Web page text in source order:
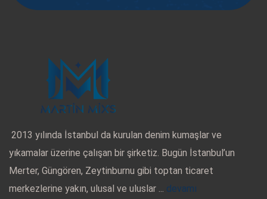
2013 yılında İstanbul da kurulan denim kumaşlar ve
yıkamalar üzerine çalışan bir şirketiz. Bugün İstanbul’un
Merter, Güngören, Zeytinburnu gibi toptan ticaret
merkezlerine yakın, ulusal ve uluslar ... devamı